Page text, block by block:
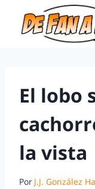
El lobo
la vista
Por J.J. González